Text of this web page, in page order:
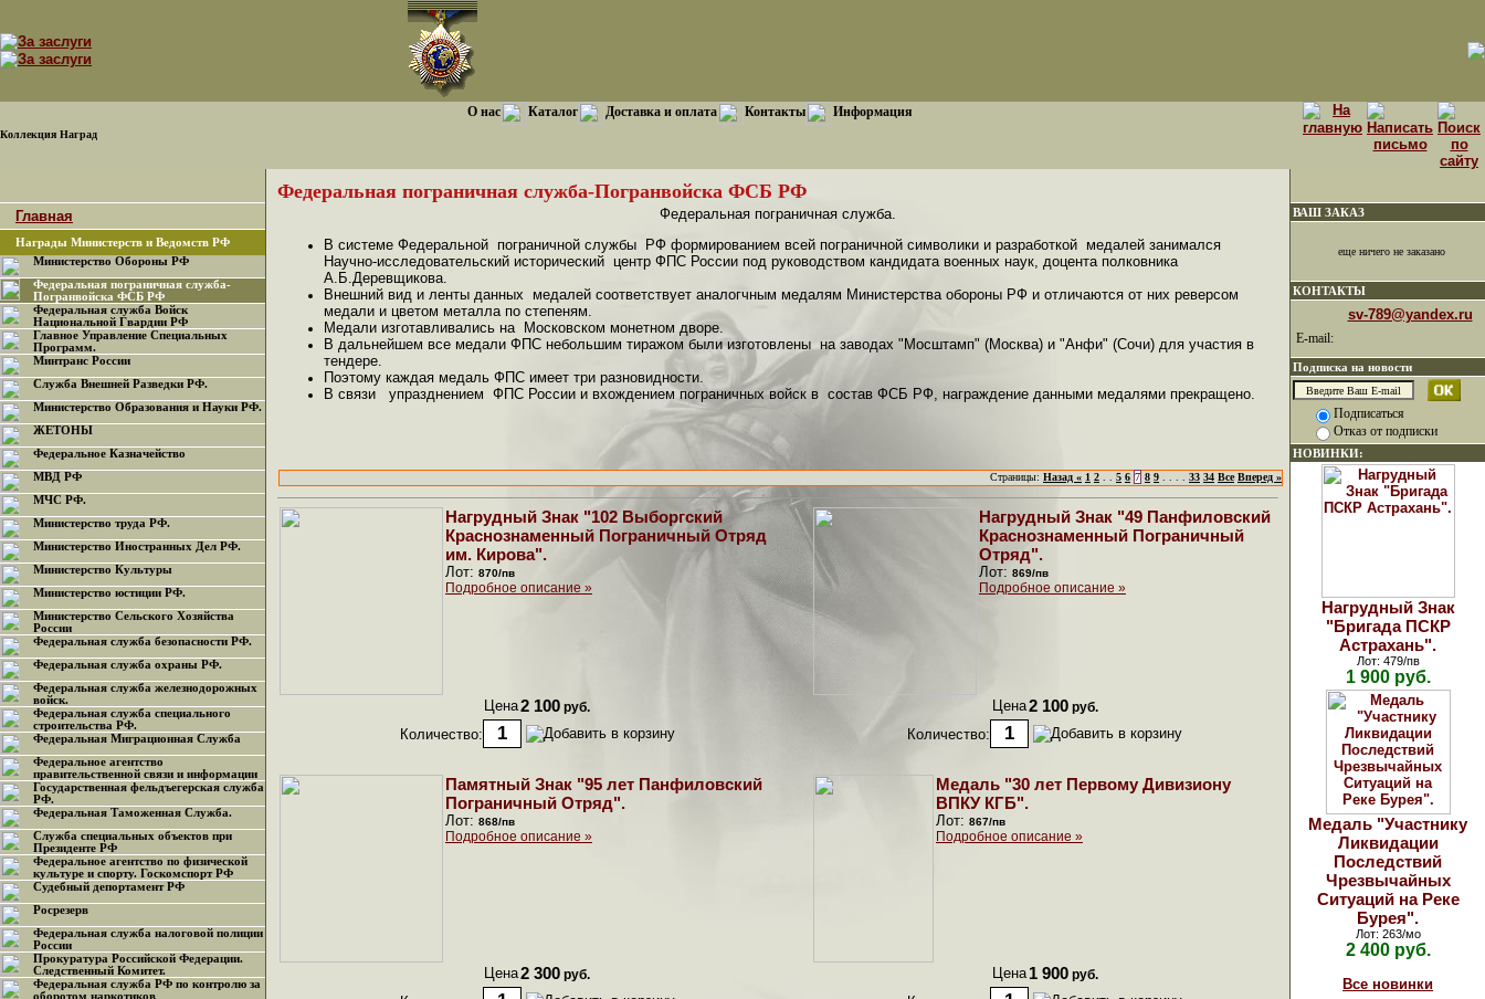
Коллекция Наград
О нас Каталог Доставка и оплата Контакты Информация
Главная
Награды Министерств и Ведомств РФ
Министерство Обороны РФ
Федеральная пограничная служба-
Погранвойска ФСБ РФ
Федеральная служба Войск
Национальной Гвардии РФ
Главное Управление Специальных
Программ.
Минтранс России
Служба Внешней Разведки РФ.
Министерство Образования и Науки РФ.
ЖЕТОНЫ
Федеральное Казначейство
МВД РФ
МЧС РФ.
Министерство труда РФ.
Министерство Иностранных Дел РФ.
Министерство Культуры
Министерство юстиции РФ.
Министерство Сельского Хозяйства
России
Федеральная служба безопасности РФ.
Федеральная служба охраны РФ.
Федеральная служба железнодорожных
войск.
Федеральная служба специального
строительства РФ.
Федеральная Миграционная Служба
Федеральное агентство
правительственной связи и информации
Государственная фельдъегерская служба
РФ.
Федеральная Таможенная Служба.
Служба специальных объектов при
Президенте РФ
Федеральное агентство по физической
культуре и спорту. Госкомспорт РФ
Судебный депортамент РФ
Росрезерв
Федеральная служба налоговой полиции
России
Прокуратура Российской Федерации.
Следственный Комитет.
Федеральная служба РФ по контролю за
оборотом наркотиков
Федеральная пограничная служба-Погранвойска ФСБ РФ
Федеральная пограничная служба.
В системе Федеральной пограничной службы РФ формированием всей пограничной символики и разработкой медалей занимался
Научно-исследовательский исторический центр ФПС России под руководством кандидата военных наук, доцента полковника
А.Б.Деревщикова.
Внешний вид и ленты данных медалей соответствует аналогчным медалям Министерства обороны РФ и отличаются от них реверсом
медали и цветом металла по степеням.
Медали изготавливались на Московском монетном дворе.
В дальнейшем все медали ФПС небольшим тиражом были изготовлены на заводах "Мосштамп" (Москва) и "Анфи" (Сочи) для участия в
тендере.
Поэтому каждая медаль ФПС имеет три разновидности.
В связи упразднением ФПС России и вхождением пограничных войск в состав ФСБ РФ, награждение данными медалями прекращено.
Страницы: Назад « 1 2 5 6 7 8 9 33 34 Все Вперед »
Нагрудный Знак "102 Выборгский
Краснознаменный Пограничный Отряд
им. Кирова".
Лот: 870/пв
Подробное описание »
Цена2 100 руб.
Количество:
Нагрудный Знак "49 Панфиловский
Краснознаменный Пограничный
Отряд".
Лот: 869/пв
Подробное описание »
Цена2 100 руб.
Количество:
Памятный Знак "95 лет Панфиловский
Пограничный Отряд".
Лот: 868/пв
Подробное описание »
Цена2 300 руб.
Медаль "30 лет Первому Дивизиону
ВПКУ КГБ".
Лот: 867/пв
Подробное описание »
Цена 1 900 руб.
ВАШ ЗАКАЗ
еще ничего не заказано
КОНТАКТЫ
sv-789@yandex.ru
E-mail:
Подписка на новости
Подписаться
Отказ от подписки
НОВИНКИ:
Нагрудный Знак
"Бригада ПСКР
Астрахань".
Лот: 479/пв
1 900 руб.
Медаль "Участнику
Ликвидации
Последствий
Чрезвычайных
Ситуаций на Реке
Бурея".
Лот: 263/мо
2 400 руб.
Все новинки